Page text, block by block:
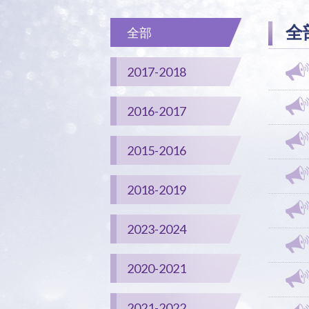
全部
2017-2018
2016-2017
2015-2016
2018-2019
2023-2024
2020-2021
全